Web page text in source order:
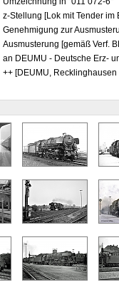
z-Stellung [Lok mit Tender im
Genehmigung zur
Ausmusterung [gemäß Verf.
an DEUMU - Deutsche Erz-
++ [DEUMU, Recklinghausen